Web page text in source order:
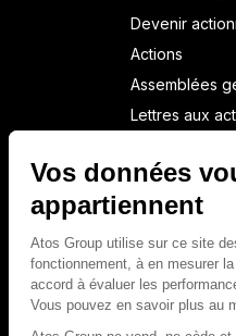
Devenir
Actions
Assemblées
Lettres aux
NEWSROOM
Calendrier
CAPITAL &